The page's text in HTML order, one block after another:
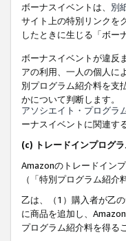
ボーナスイベントは、 別
サイト上の特別リンクを
したときに生じる「ボー
ボーナスイベントが違反
アの利用、一人の個人に
別プログラム紹介料を支
かについて判断します。
アソシエイト・プログラ
ーナスイベントに関連す
(c) トレードインプログラ
Amazonのトレードイン
（「特別プログラム紹
乙は、（1）購入者が乙
に商品を追加し、
プログラム紹介料を得る